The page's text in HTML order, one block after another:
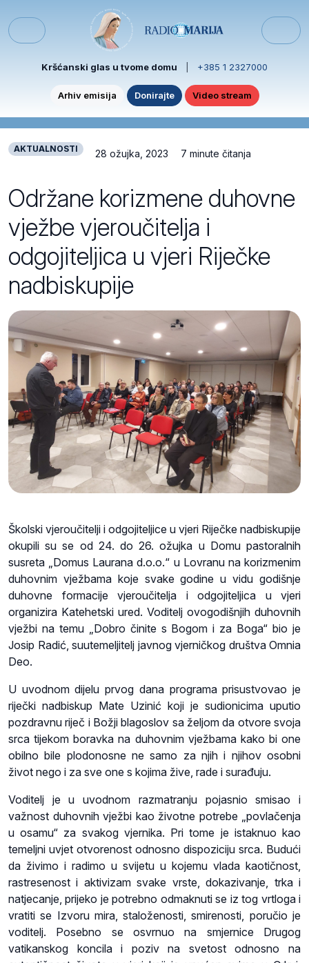
Menu
Kršćanski glas u tvome domu +385 1 2327000
Arhiv emisija Donirajte Video stream
AKTUALNOSTI 28 ožujka, 2023 7 minute čitanja
Održane korizmene duhovne
vježbe vjeroučitelja i
odgojiteljica u vjeri Riječke
nadbiskupije
Školski vjeroučitelji i odgojiteljice u vjeri Riječke nadbiskupije
okupili su se od 24. do 26. ožujka u Domu pastoralnih
susreta „Domus Laurana d.o.o.“ u Lovranu na korizmenim
duhovnim vježbama koje svake godine u vidu godišnje
duhovne formacije vjeroučitelja i odgojiteljica u vjeri
organizira Katehetski ured. Voditelj ovogodišnjih duhovnih
vježbi na temu „Dobro činite s Bogom i za Boga“ bio je
Josip Radić, suutemeljitelj javnog vjerničkog društva Omnia
Deo.
U uvodnom dijelu prvog dana programa prisustvovao je
riječki nadbiskup Mate Uzinić koji je sudionicima uputio
pozdravnu riječ i Božji blagoslov sa željom da otvore svoja
srca tijekom boravka na duhovnim vježbama kako bi one
obilno bile plodonosne ne samo za njih i njihov osobni
život nego i za sve one s kojima žive, rade i surađuju.
Voditelj je u uvodnom razmatranju pojasnio smisao i
važnost duhovnih vježbi kao životne potrebe „povlačenja
u osamu“ za svakog vjernika. Pri tome je istaknuo kao
temeljni uvjet otvorenost odnosno dispoziciju srca. Budući
da živimo i radimo u svijetu u kojemu vlada kaotičnost,
rastresenost i aktivizam svake vrste, dokazivanje, trka i
natjecanje, prijeko je potrebno odmaknuti se iz tog vrtloga i
vratiti se Izvoru mira, staloženosti, smirenosti, poručio je
voditelj. Posebno se osvrnuo na smjernice Drugog
vatikanskog koncila i poziv na svetost odnosno na